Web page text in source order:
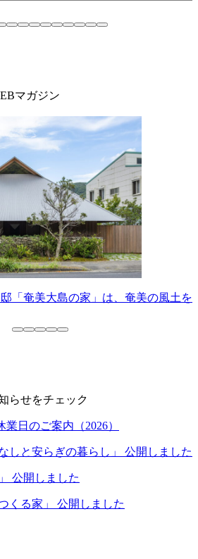
マガジン
「奄美大島の家」は、奄美の風土を
らせをチェック
日のご案内（2026）
しと安らぎの暮らし」 公開しました
公開しました
くる家」 公開しました